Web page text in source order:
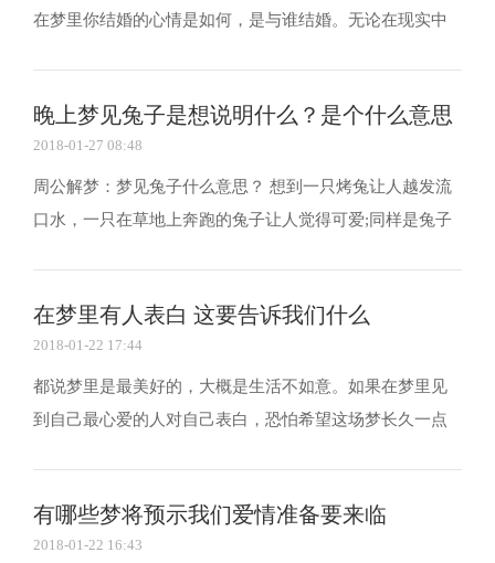
在梦里你结婚的心情是如何，是与谁结婚。无论在现实中
梦的关键：代表对幸福美满婚姻的渴求，或代表渴望...
晚上梦见兔子是想说明什么？是个什么意思
2018-01-27 08:48
周公解梦：梦见兔子什么意思？ 想到一只烤兔让人越发流
口水，一只在草地上奔跑的兔子让人觉得可爱;同样是兔子
属兔的，名字中有兔字的，经常被描述成像兔子一...
在梦里有人表白 这要告诉我们什么
2018-01-22 17:44
都说梦里是最美好的，大概是生活不如意。如果在梦里见
到自己最心爱的人对自己表白，恐怕希望这场梦长久一点
你梦到有人向你告白，而这个人会是谁呢? 成为新娘...
有哪些梦将预示我们爱情准备要来临
2018-01-22 16:43